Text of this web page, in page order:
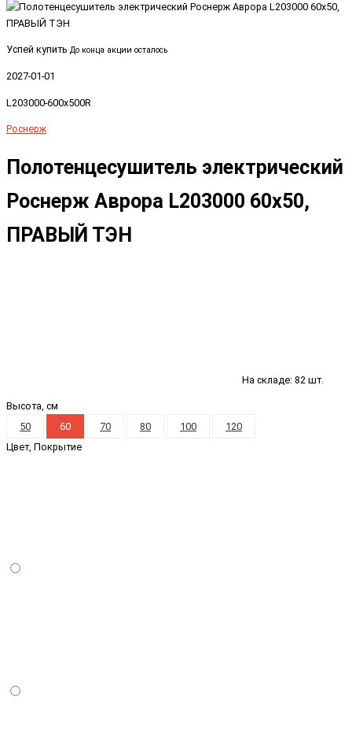
Успей купить До конца акции осталось
2027-01-01
L203000-600x500R
Роснерж
Полотенцесушитель электрический
Роснерж Аврора L203000 60x50,
ПРАВЫЙ ТЭН
На складе: 82 шт.
Высота, см
50
60 70 80 100
120
Цвет, Покрытие